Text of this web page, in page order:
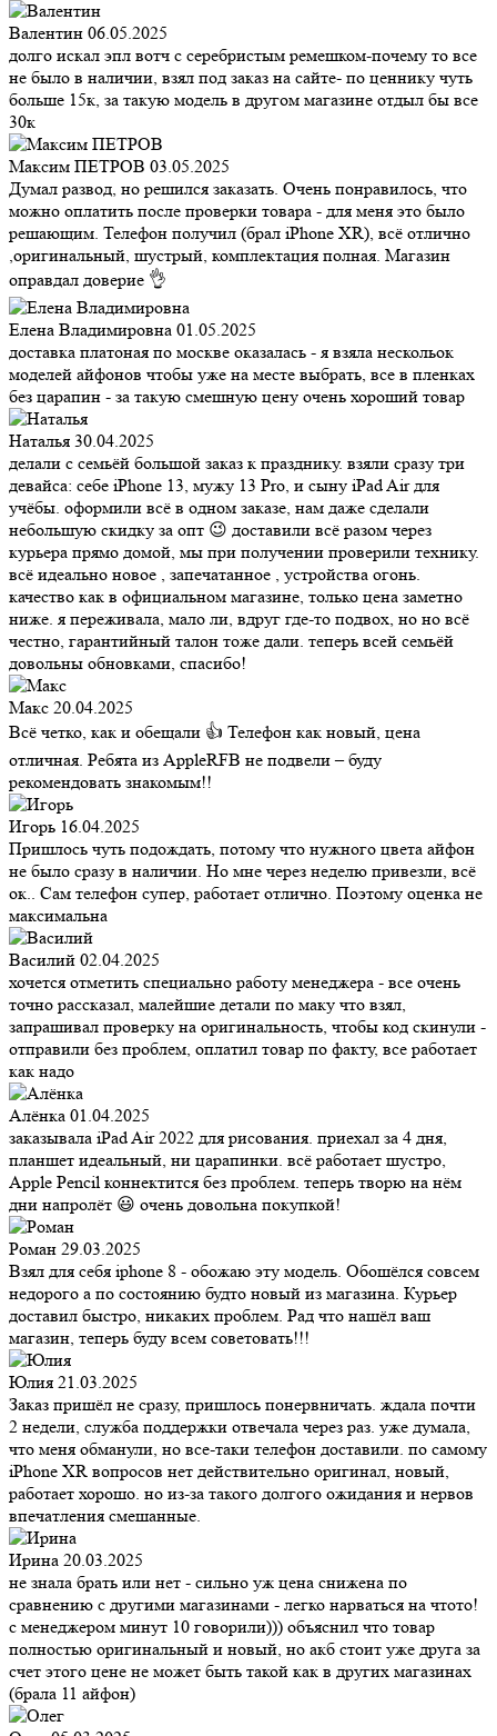
Валентин 06.05.2025
долго искал эпл вотч с серебристым ремешком-почему то все
не было в наличии, взял под заказ на сайте- по ценнику чуть
больше 15к, за такую модель в другом магазине отдыл бы все
30к
Максим ПЕТРОВ 03.05.2025
Думал развод, но решился заказать. Очень понравилось, что
можно оплатить после проверки товара - для меня это было
решающим. Телефон получил (брал iPhone XR), всё отлично
,оригинальный, шустрый, комплектация полная. Магазин
оправдал доверие 👌
Елена Владимировна 01.05.2025
доставка платоная по москве оказалась - я взяла нескольок
моделей айфонов чтобы уже на месте выбрать, все в пленках
без царапин - за такую смешную цену очень хороший товар
Наталья 30.04.2025
делали с семьёй большой заказ к празднику. взяли сразу три
девайса: себе iPhone 13, мужу 13 Pro, и сыну iPad Air для
учёбы. оформили всё в одном заказе, нам даже сделали
небольшую скидку за опт 😉 доставили всё разом через
курьера прямо домой, мы при получении проверили технику.
всё идеально новое , запечатанное , устройства огонь.
качество как в официальном магазине, только цена заметно
ниже. я переживала, мало ли, вдруг где-то подвох, но но всё
честно, гарантийный талон тоже дали. теперь всей семьёй
довольны обновками, спасибо!
Макс 20.04.2025
Всё четко, как и обещали 👍 Телефон как новый, цена
отличная. Ребята из AppleRFB не подвели – буду
рекомендовать знакомым!!
Игорь 16.04.2025
Пришлось чуть подождать, потому что нужного цвета айфон
не было сразу в наличии. Но мне через неделю привезли, всё
ок.. Сам телефон супер, работает отлично. Поэтому оценка не
максимальна
Василий 02.04.2025
хочется отметить специально работу менеджера - все очень
точно рассказал, малейшие детали по маку что взял,
запрашивал проверку на оригинальность, чтобы код скинули -
отправили без проблем, оплатил товар по факту, все работает
как надо
Алёнка 01.04.2025
заказывала iPad Air 2022 для рисования. приехал за 4 дня,
планшет идеальный, ни царапинки. всё работает шустро,
Apple Pencil коннектится без проблем. теперь творю на нём
дни напролёт 😃 очень довольна покупкой!
Роман 29.03.2025
Взял для себя iphone 8 - обожаю эту модель. Обошёлся совсем
недорого а по состоянию будто новый из магазина. Курьер
доставил быстро, никаких проблем. Рад что нашёл ваш
магазин, теперь буду всем советовать!!!
Юлия 21.03.2025
Заказ пришёл не сразу, пришлось понервничать. ждала почти
2 недели, служба поддержки отвечала через раз. уже думала,
что меня обманули, но все-таки телефон доставили. по самому
iPhone XR вопросов нет действительно оригинал, новый,
работает хорошо. но из-за такого долгого ожидания и нервов
впечатления смешанные.
Ирина 20.03.2025
не знала брать или нет - сильно уж цена снижена по
сравнению с другими магазинами - легко нарваться на чтото!
с менеджером минут 10 говорили))) объяснил что товар
полностью оригинальный и новый, но акб стоит уже друга за
счет этого цене не может быть такой как в других магазинах
(брала 11 айфон)